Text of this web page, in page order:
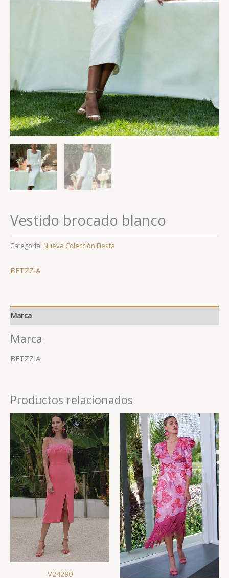
Vestido brocado blanco
Categoría: Nueva Colección Fiesta
BETZZIA
Marca
Marca
BETZZIA
Productos relacionados
V24290